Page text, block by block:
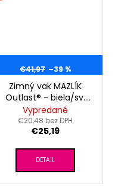
€41,97 –39 %
Zimný vak MAZLÍK
Outlast® - biela/sv.
šedá
Vypredané
€20,48 bez DPH
€25,19
DETAIL